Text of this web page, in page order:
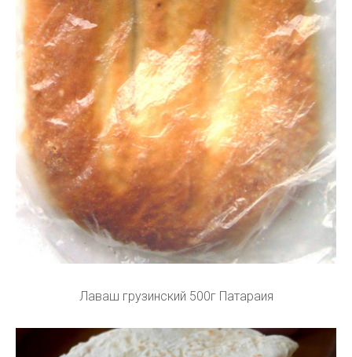
Лаваш грузинский 500г Патараия